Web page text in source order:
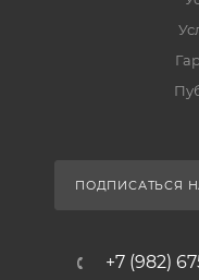
ПОДПИСАТЬСЯ
+7 (982)